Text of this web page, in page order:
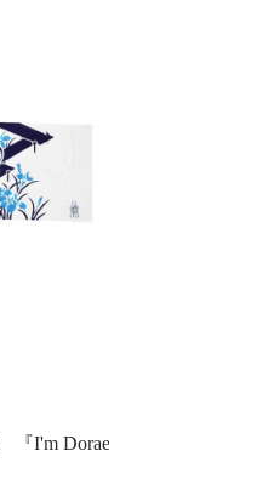
I'm Doraemon』 ドラえもん